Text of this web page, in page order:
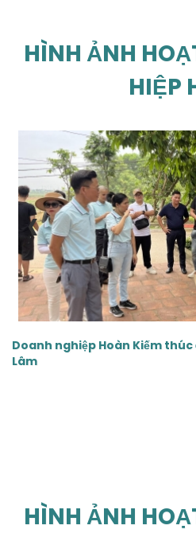
HÌNH ẢNH
HIỆP
Doanh nghiệp Hoàn Kiếm
Lâm
‹
HÌNH ẢNH